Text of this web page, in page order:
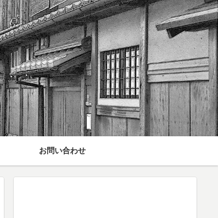
お問い合わせ